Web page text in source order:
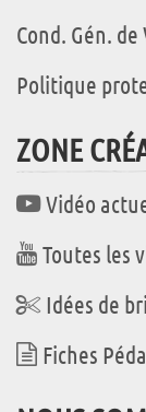
Cond. Gén.
Politique
ZONE
Vidéo
Toutes les
Idées de
Fiches